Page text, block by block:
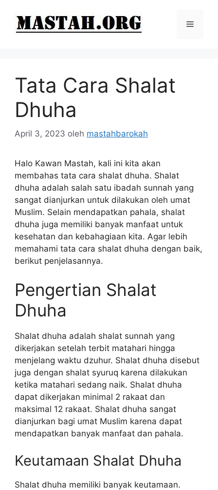
Menu
Tata Cara Shalat
Dhuha
April 3, 2023 oleh mastahbarokah
Halo Kawan Mastah, kali ini kita akan
membahas tata cara shalat dhuha. Shalat
dhuha adalah salah satu ibadah sunnah yang
sangat dianjurkan untuk dilakukan oleh umat
Muslim. Selain mendapatkan pahala, shalat
dhuha juga memiliki banyak manfaat untuk
kesehatan dan kebahagiaan kita. Agar lebih
memahami tata cara shalat dhuha dengan baik,
berikut penjelasannya.
Pengertian Shalat
Dhuha
Shalat dhuha adalah shalat sunnah yang
dikerjakan setelah terbit matahari hingga
menjelang waktu dzuhur. Shalat dhuha disebut
juga dengan shalat syuruq karena dilakukan
ketika matahari sedang naik. Shalat dhuha
dapat dikerjakan minimal 2 rakaat dan
maksimal 12 rakaat. Shalat dhuha sangat
dianjurkan bagi umat Muslim karena dapat
mendapatkan banyak manfaat dan pahala.
Keutamaan Shalat Dhuha
Shalat dhuha memiliki banyak keutamaan.